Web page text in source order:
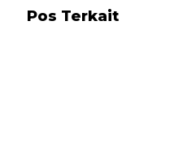
Pos Terkait